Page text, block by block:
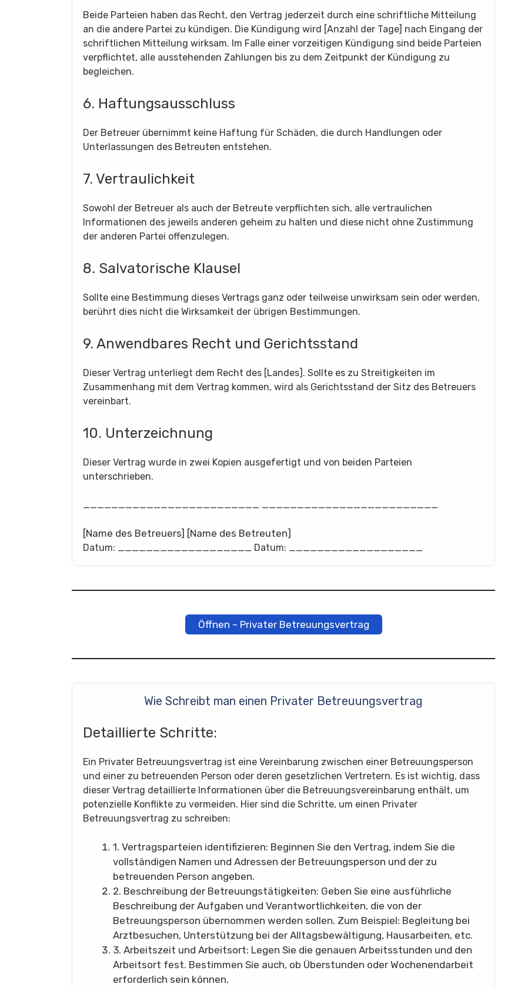
Beide Parteien haben das Recht, den Vertrag jederzeit durch eine schriftliche Mitteilung
an die andere Partei zu kündigen. Die Kündigung wird [Anzahl der Tage] nach Eingang der
schriftlichen Mitteilung wirksam. Im Falle einer vorzeitigen Kündigung sind beide Parteien
verpflichtet, alle ausstehenden Zahlungen bis zu dem Zeitpunkt der Kündigung zu
begleichen.
6. Haftungsausschluss
Der Betreuer übernimmt keine Haftung für Schäden, die durch Handlungen oder
Unterlassungen des Betreuten entstehen.
7. Vertraulichkeit
Sowohl der Betreuer als auch der Betreute verpflichten sich, alle vertraulichen
Informationen des jeweils anderen geheim zu halten und diese nicht ohne Zustimmung
der anderen Partei offenzulegen.
8. Salvatorische Klausel
Sollte eine Bestimmung dieses Vertrags ganz oder teilweise unwirksam sein oder werden,
berührt dies nicht die Wirksamkeit der übrigen Bestimmungen.
9. Anwendbares Recht und Gerichtsstand
Dieser Vertrag unterliegt dem Recht des [Landes]. Sollte es zu Streitigkeiten im
Zusammenhang mit dem Vertrag kommen, wird als Gerichtsstand der Sitz des Betreuers
vereinbart.
10. Unterzeichnung
Dieser Vertrag wurde in zwei Kopien ausgefertigt und von beiden Parteien
unterschrieben.
[Name des Betreuers] [Name des Betreuten]
Datum: ___________________ Datum: ___________________
Öffnen – Privater Betreuungsvertrag
Wie Schreibt man einen Privater Betreuungsvertrag
Detaillierte Schritte:
Ein Privater Betreuungsvertrag ist eine Vereinbarung zwischen einer Betreuungsperson
und einer zu betreuenden Person oder deren gesetzlichen Vertretern. Es ist wichtig, dass
dieser Vertrag detaillierte Informationen über die Betreuungsvereinbarung enthält, um
potenzielle Konflikte zu vermeiden. Hier sind die Schritte, um einen Privater
Betreuungsvertrag zu schreiben:
1. Vertragsparteien identifizieren: Beginnen Sie den Vertrag, indem Sie die
vollständigen Namen und Adressen der Betreuungsperson und der zu
betreuenden Person angeben.
2. Beschreibung der Betreuungstätigkeiten: Geben Sie eine ausführliche
Beschreibung der Aufgaben und Verantwortlichkeiten, die von der
Betreuungsperson übernommen werden sollen. Zum Beispiel: Begleitung bei
Arztbesuchen, Unterstützung bei der Alltagsbewältigung, Hausarbeiten, etc.
3. Arbeitszeit und Arbeitsort: Legen Sie die genauen Arbeitsstunden und den
Arbeitsort fest. Bestimmen Sie auch, ob Überstunden oder Wochenendarbeit
erforderlich sein können.